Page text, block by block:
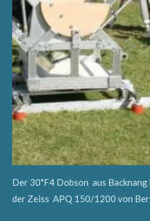
Der 30"F4 Dobson aus
der Zeiss APQ 150/1200 von